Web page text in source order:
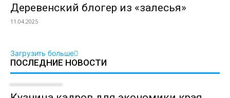
Деревенский блогер из «залесья»
11.04.2025
Загрузить больше
ПОСЛЕДНИЕ НОВОСТИ